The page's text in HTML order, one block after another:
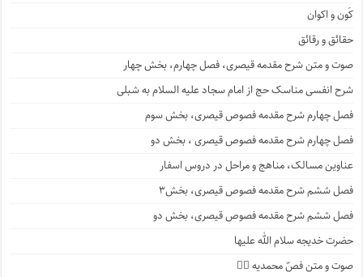
کَون و اکوان
حقائق و رقائق
صوت و متن شرح مقدمه قیصری، فصل چهارم، بخش چهار
شرح انفسی مناسک حج از امام سجاد علیه السلام به شبلی
فصل چهارم شرح مقدمه فصوص قیصری، بخش سوم
فصل چهارم شرح مقدمه فصوص قیصری ، بخش دو
عناوین مسالک، مناهج و مراحل در دروس اسفار
فصل ششم شرح مقدمه فصوص قیصری، بخش۳
فصل ششم شرح مقدمه فصوص قیصری، بخش دو
حضرت خدیجه سلام الله علیها
صوت و متن فصّ محمدیه ۴️⃣